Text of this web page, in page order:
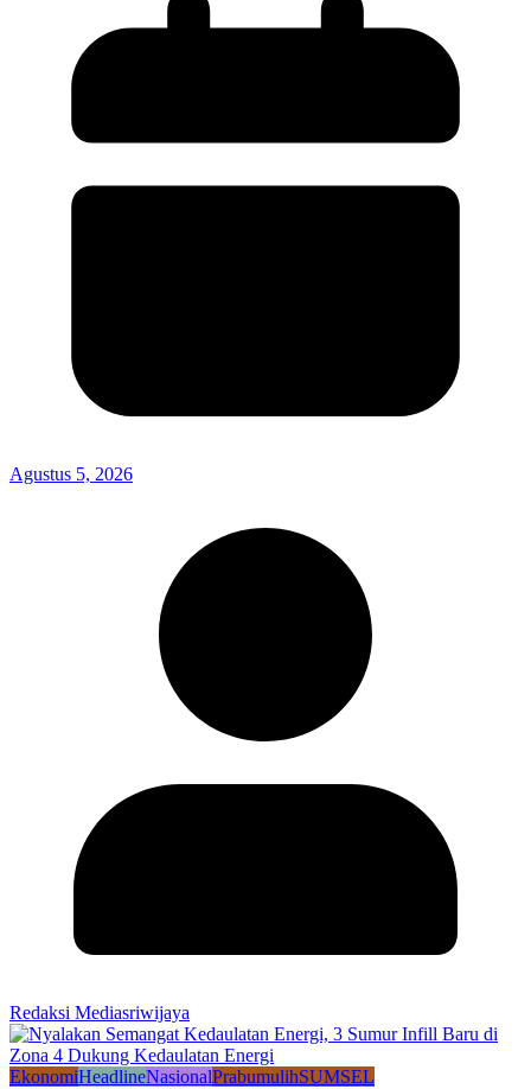
Agustus 5, 2026
Redaksi Mediasriwijaya
EkonomiHeadlineNasionalPrabumulihSUMSEL